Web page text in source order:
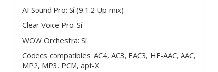
AI Sound Pro: Sí (9.1.2 Up-mix)
Clear Voice Pro: Sí
WOW Orchestra: Sí
Códecs compatibles: AC4, AC3, EAC3, HE-AAC, AAC,
MP2, MP3, PCM, apt-X